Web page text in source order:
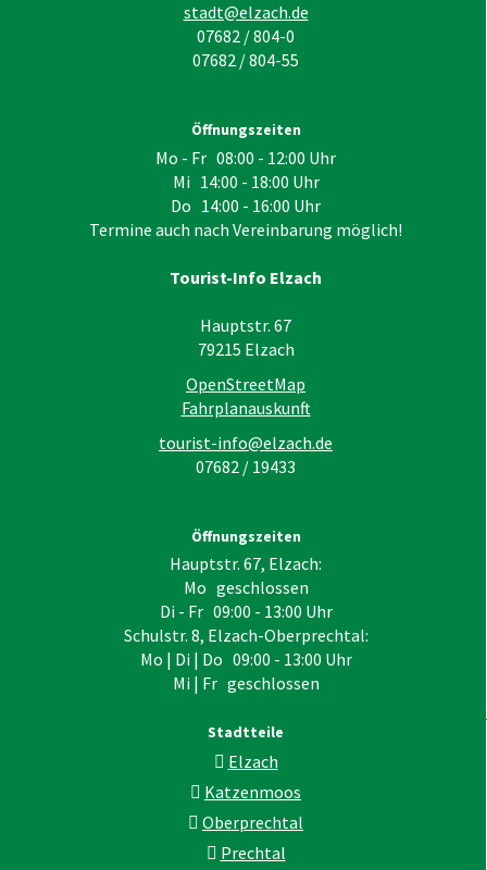
stadt@elzach.de
07682 / 804-0
07682 / 804-55
Öffnungszeiten
Mo - Fr 08:00 - 12:00 Uhr
Mi 14:00 - 18:00 Uhr
Do 14:00 - 16:00 Uhr
Termine auch nach Vereinbarung möglich!
Tourist-Info Elzach
Hauptstr. 67
79215 Elzach
OpenStreetMap
Fahrplanauskunft
tourist-info@elzach.de
07682 / 19433
Öffnungszeiten
Hauptstr. 67, Elzach:
Mo geschlossen
Di - Fr 09:00 - 13:00 Uhr
Schulstr. 8, Elzach-Oberprechtal:
Mo | Di | Do 09:00 - 13:00 Uhr
Mi | Fr geschlossen
Stadtteile
Elzach
Katzenmoos
Oberprechtal
Prechtal